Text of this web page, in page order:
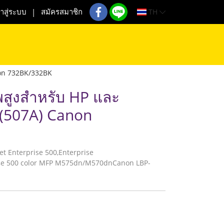
สู่ระบบ สมัครสมาชิก TH
732BK/332BK
งสำหรับ HP และ
Canon
Enterprise 500,Enterprise
500 color MFP M575dn/M570dnCanon LBP-